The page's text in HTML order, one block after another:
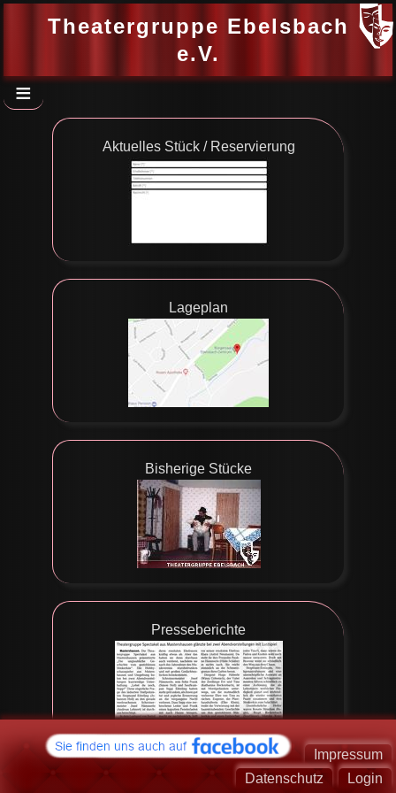
Impressum
Datenschutz
Login
Theatergruppe Ebelsbach
e.V.
≡
Aktuelles Stück / Reservierung
Lageplan
Bisherige Stücke
Presseberichte